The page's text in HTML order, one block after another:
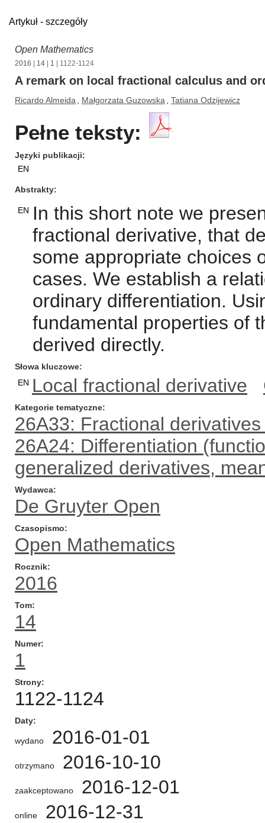
Artykuł - szczegóły
Open Mathematics
2016 14 1 | 1122-1124
A remark on local fractional calculus and
Ricardo Almeida Małgorzata Guzowska Tatiana Odzijewicz
Pełne teksty:
Języki publikacji
EN
Abstrakty
EN
In this short note we
fractional derivative, that
some appropriate choices
cases. We establish a
ordinary differentiation.
fundamental properties of
derived directly.
Słowa kluczowe
EN Local fractional derivative
Kategorie tematyczne
26A33: Fractional
26A24: Differentiation
generalized derivatives,
Wydawca
De Gruyter Open
Czasopismo
Open Mathematics
Rocznik
2016
Tom
14
Numer
1
Strony
1122-1124
Daty
wydano 2016-01-01
otrzymano 2016-10-10
zaakceptowano 2016-12-01
online 2016-12-31